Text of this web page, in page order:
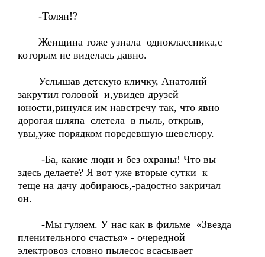
-Толян!?
Женщина тоже узнала одноклассника,с
которым не виделась давно.
Услышав детскую кличку, Анатолий
закрутил головой и,увидев друзей
юности,ринулся им навстречу так, что явно
дорогая шляпа слетела в пыль, открыв,
увы,уже порядком поредевшую шевелюру.
-Ба, какие люди и без охраны! Что вы
здесь делаете? Я вот уже вторые сутки к
теще на дачу добираюсь,-радостно закричал
он.
-Мы гуляем. У нас как в фильме «Звезда
пленительного счастья» - очередной
электровоз словно пылесос всасывает